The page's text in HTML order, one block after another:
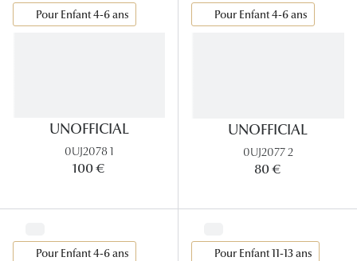
Pour Enfant 4-6 ans
UNOFFICIAL
0UJ2078 1
100 €
Pour Enfant 4-6 ans
UNOFFICIAL
0UJ2077 2
80 €
Pour Enfant 4-6 ans Pour Enfant 11-13 ans